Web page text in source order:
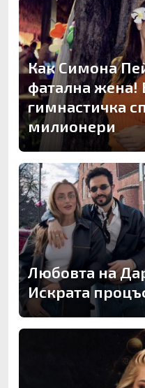
Как Симона
фатална жена!
гимнастичка
милионери
Любовта на
Искрата